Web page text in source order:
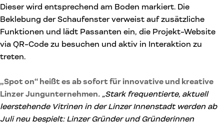
Dieser wird entsprechend am Boden markiert. Die
Beklebung der Schaufenster verweist auf zusätzliche
Funktionen und lädt Passanten ein, die Projekt-Website
via QR-Code zu besuchen und aktiv in Interaktion zu
treten.
„Spot on“ heißt es ab sofort für innovative und kreative
Linzer Jungunternehmen. „Stark frequentierte, aktuell
leerstehende Vitrinen in der Linzer Innenstadt werden ab
Juli neu bespielt: Linzer Gründer und Gründerinnen